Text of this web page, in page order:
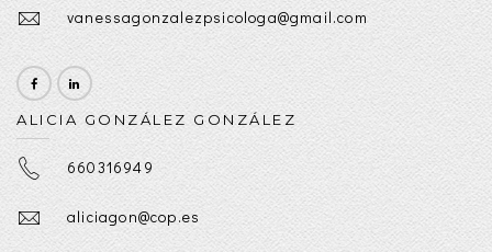
vanessagonzalezpsicologa@gmail.com
ALICIA GONZÁLEZ GONZÁLEZ
660316949
aliciagon@cop.es